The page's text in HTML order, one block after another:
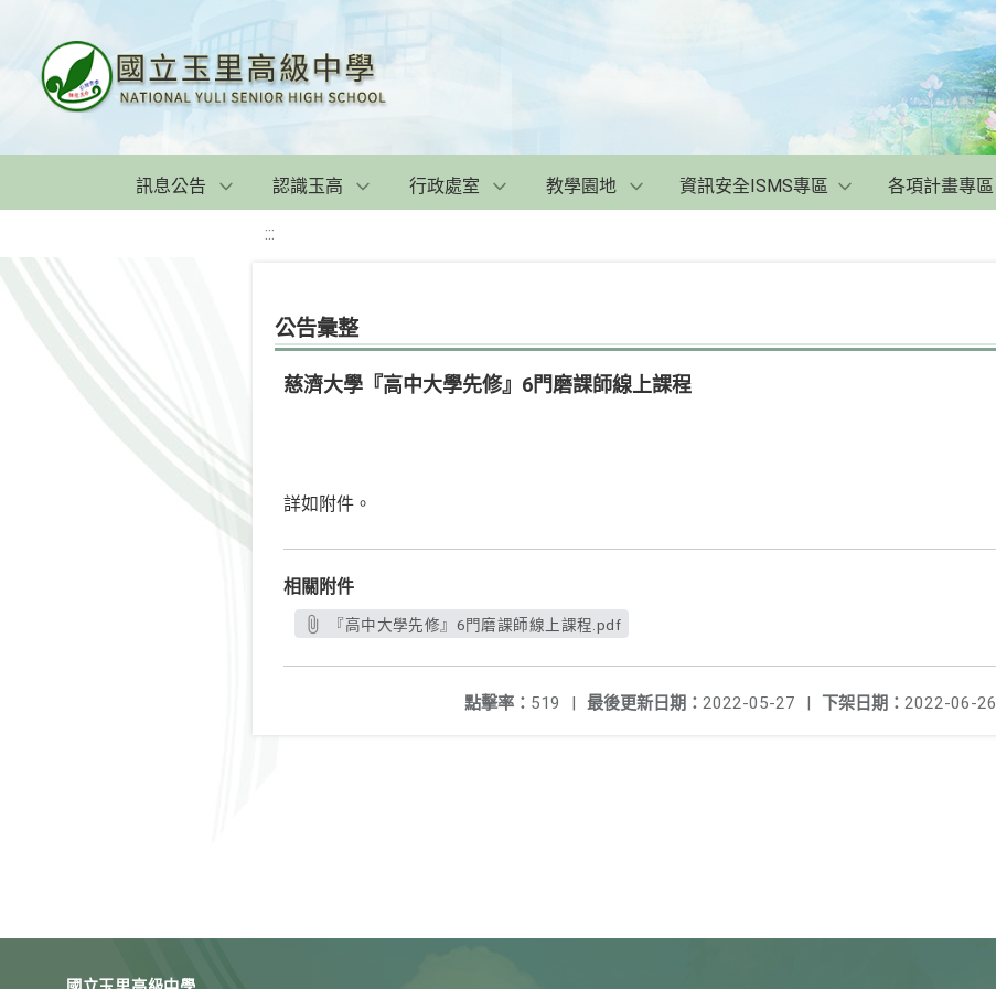
訊息公告 認識玉高 行政處室 教學園地 資訊安全ISMS專區 各項計畫專區
:::
公告彙整
慈濟大學『高中大學先修』6門磨課師線上課程
詳如附件。
相關附件
『高中大學先修』6門磨課師線上課程.pdf
下架日期： 2022-06-26
最後更新日期： 2022-05-27 |
點擊率： 519 |